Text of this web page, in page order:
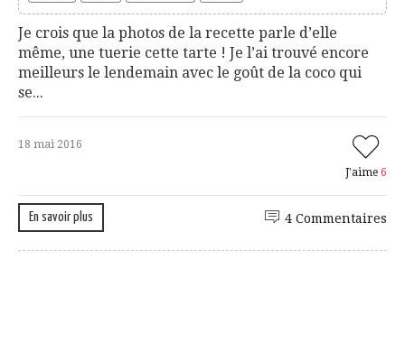
Je crois que la photos de la recette parle d’elle
même, une tuerie cette tarte ! Je l’ai trouvé encore
meilleurs le lendemain avec le goût de la coco qui
se...
18 mai 2016
J'aime 6
En savoir plus 4 Commentaires